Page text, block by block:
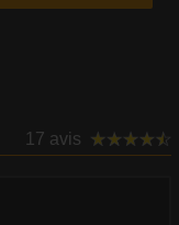
17 avis